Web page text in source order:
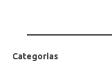
Categorias